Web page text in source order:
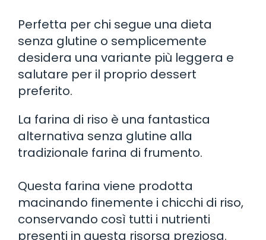
Perfetta per chi segue una dieta
senza glutine o semplicemente
desidera una variante più leggera e
salutare per il proprio dessert
preferito.
La farina di riso è una fantastica
alternativa senza glutine alla
tradizionale farina di frumento.
Questa farina viene prodotta
macinando finemente i chicchi di riso,
conservando così tutti i nutrienti
presenti in questa risorsa preziosa.